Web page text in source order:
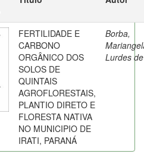
FERTILIDADE E
CARBONO
ORGÂNICO DOS
SOLOS DE
QUINTAIS
AGROFLORESTAIS,
PLANTIO DIRETO E
FLORESTA NATIVA
NO MUNICIPIO DE
IRATI, PARANÁ
Borba,
Lurdes de